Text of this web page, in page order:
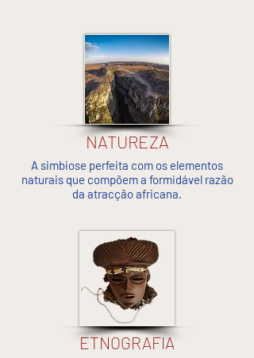
NATUREZA
A simbiose perfeita com os elementos
naturais que compõema formidável razão
da atracção africana.
ETNOGRAFIA